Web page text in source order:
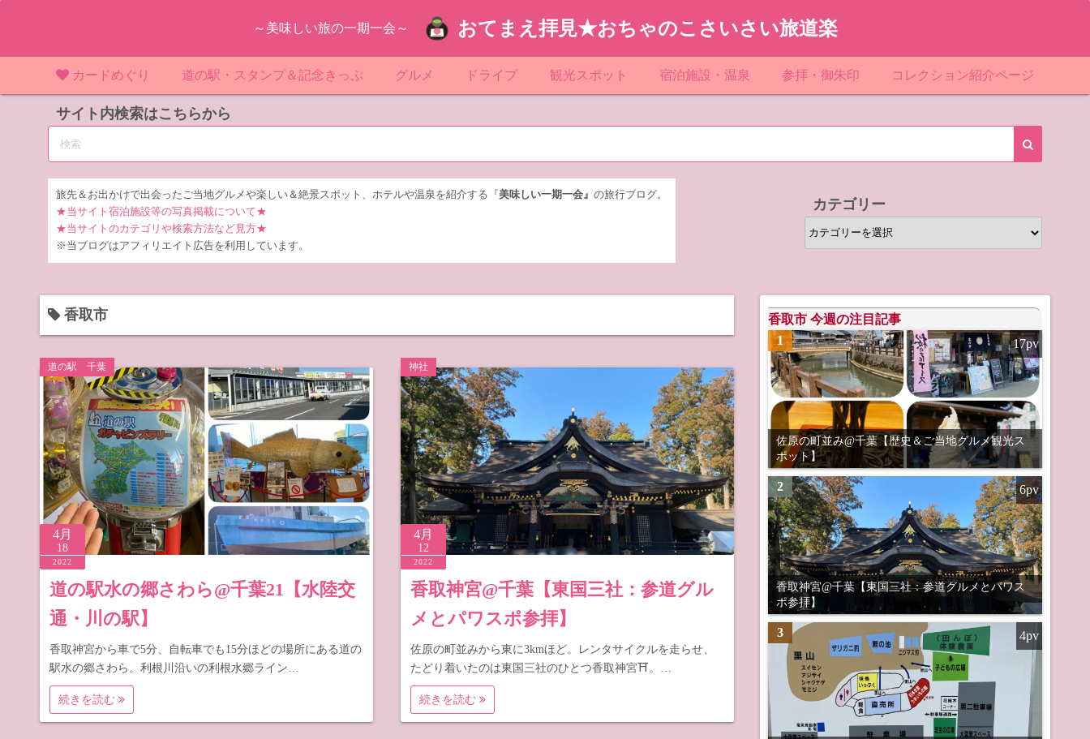
ツ
～美味しい旅の一期一会～ おてまえ拝見★おちゃのこさいさい旅道楽
カードめぐり
マンホールカード マンホールカード（関東）
埼玉県のマンホール
茨城県のマンホール
栃木県のマンホール
群馬県のマンホール
マンホールカード（東北） 宮城県のマンホール
マンホールカード（中部）
IKEカード
KAWAカード
橋カード
ダムカード
LOGetカード
道の駅・スタンプ＆記念きっぷ
道の駅（関東）
道の駅 埼玉
道の駅 茨城
道の駅 群馬
道の駅 栃木
道の駅 山梨
道の駅 長野
道の駅 静岡
道の駅（東北） 道の駅 宮城
道の駅（北陸）
グルメ ドライブ 観光スポット
遊び・体験
宿泊施設・温泉
スーパーホテル
シティホテル・ビジネスホテル
参拝・御朱印 コレクション紹介ページ
「東北」道の駅スタンプ一覧
サイト内検索はこちらから
旅先＆お出かけで出会ったご当地グルメや楽しい＆絶景スポット、ホテルや温泉を紹介する『 美味しい一期一会』 の旅行ブログ。
★当サイト宿泊施設等の写真掲載について★
★当サイトのカテゴリや検索方法など見方★
※当ブログはアフィリエイト広告を利用しています。
カテゴリー
カ
テ
ー
香取市
道の駅 千葉
4月
18
2022
道の駅水の郷さわら@千葉21【水陸交
通・川の駅】
香取神宮から車で5分、自転車でも15分ほどの場所にある道の
駅水の郷さわら。利根川沿いの利根水郷ライン…
続きを読む
神社
4月
12
2022
香取神宮@千葉【東国三社：参道グル
メとパワスポ参拝】
佐原の町並みから東に3kmほど。レンタサイクルを走らせ、
たどり着いたのは東国三社のひとつ香取神宮⛩。…
続きを読む
香取市 今週の注目記事
1
佐原の町並み@千葉【歴史＆ご当地グルメ観光ス
ポット】
17pv
2
香取神宮@千葉【東国三社：参道グルメとパワス
ポ参拝】
6pv
3 4pv